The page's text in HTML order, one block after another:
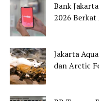
Bank
2026 Berkat
Jakarta
dan Arctic